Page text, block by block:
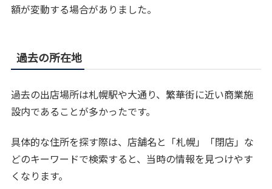
額が変動する場合がありました。
過去の所在地
過去の出店場所は札幌駅や大通り、繁華街に近い商業施
設内であることが多かったです。
具体的な住所を探す際は、店舗名と「札幌」「閉店」な
どのキーワードで検索すると、当時の情報を見つけやす
くなります。